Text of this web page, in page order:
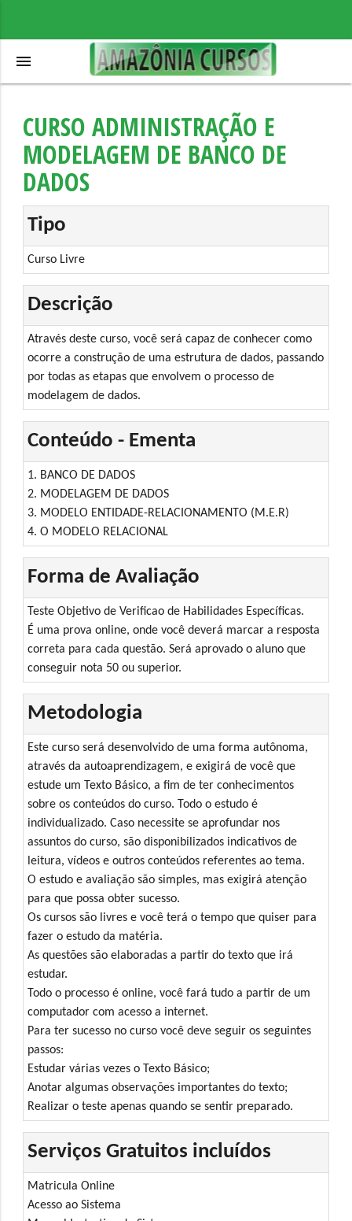
menu
CURSO ADMINISTRAÇÃO E
MODELAGEM DE BANCO DE
DADOS
Tipo
Curso Livre
Descrição
Através deste curso, você será capaz de conhecer como
ocorre a construção de uma estrutura de dados, passando
por todas as etapas que envolvem o processo de
modelagem de dados.
Conteúdo - Ementa
1. BANCO DE DADOS
2. MODELAGEM DE DADOS
3. MODELO ENTIDADE-RELACIONAMENTO (M.E.R)
4. O MODELO RELACIONAL
Forma de Avaliação
Teste Objetivo de Verificao de Habilidades Específicas.
É uma prova online, onde você deverá marcar a resposta
correta para cada questão. Será aprovado o aluno que
conseguir nota 50 ou superior.
Metodologia
Este curso será desenvolvido de uma forma autônoma,
através da autoaprendizagem, e exigirá de você que
estude um Texto Básico, a fim de ter conhecimentos
sobre os conteúdos do curso. Todo o estudo é
individualizado. Caso necessite se aprofundar nos
assuntos do curso, são disponibilizados indicativos de
leitura, vídeos e outros conteúdos referentes ao tema.
O estudo e avaliação são simples, mas exigirá atenção
para que possa obter sucesso.
Os cursos são livres e você terá o tempo que quiser para
fazer o estudo da matéria.
As questões são elaboradas a partir do texto que irá
estudar.
Todo o processo é online, você fará tudo a partir de um
computador com acesso a internet.
Para ter sucesso no curso você deve seguir os seguintes
passos:
Estudar várias vezes o Texto Básico;
Anotar algumas observações importantes do texto;
Realizar o teste apenas quando se sentir preparado.
Serviços Gratuitos incluídos
Matricula Online
Acesso ao Sistema